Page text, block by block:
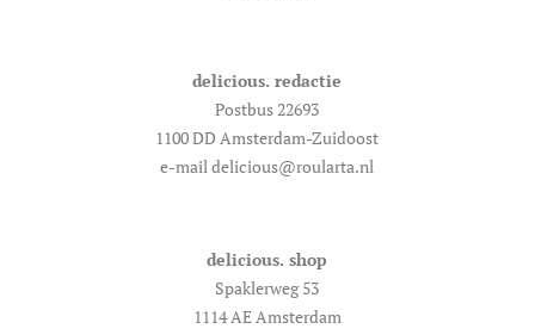
delicious. redactie
Postbus 22693
1100 DD Amsterdam-Zuidoost
e-mail delicious@roularta.nl
delicious. shop
Spaklerweg 53
1114 AE Amsterdam